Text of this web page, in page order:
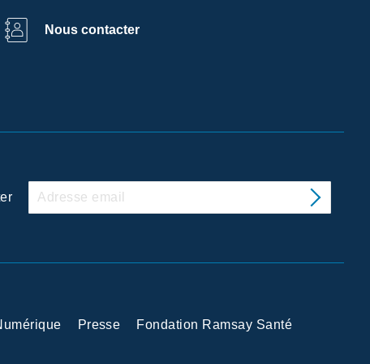
Nous contacter
Presse
Fondation Ramsay Santé